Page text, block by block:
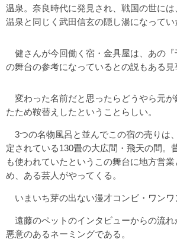
温泉。奈良時代に発見され、戦国の世に
温泉と同じく武田信玄の隠し湯になってい
健さんが今回働く宿・金具屋は、あの『
の舞台の参考になっているとの説もある見
変わった名前だと思ったらどうやら元が
たため鞍替えしたということらしい。
3つの名物風呂と並んでこの宿の売りは
定されている130畳の大広間・飛天の間。
も使われていたというこの舞台に地方営
め、ある芸人がやってくる。
いまいち芽の出ない漫才コンビ・ワンワ
遠藤のペットのインタビューからの流れ
悪意のあるネーミングである。